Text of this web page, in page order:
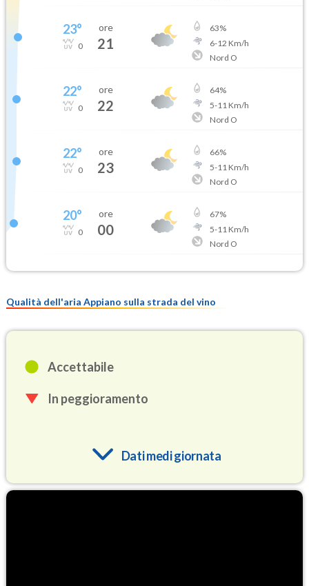
23°
0
ore
21
63%
6-12 Km/h
Nord O
22°
0
ore
22
64%
5-11 Km/h
Nord O
22°
0
ore
23
66%
5-11 Km/h
Nord O
20°
0
ore
00
67%
5-11 Km/h
Nord O
Qualità dell'aria Appiano sulla strada del vino
Accettabile
In peggioramento
Dati medi giornata